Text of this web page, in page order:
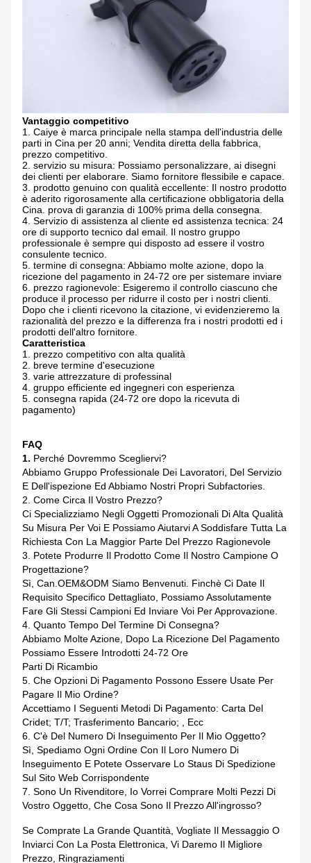
Vantaggio competitivo
1. Caiye è marca principale nella stampa dell'industria delle
parti in Cina per 20 anni; Vendita diretta della fabbrica,
prezzo competitivo.
2. servizio su misura: Possiamo personalizzare, ai disegni
dei clienti per elaborare. Siamo fornitore flessibile e capace.
3. prodotto genuino con qualità eccellente: Il nostro prodotto
è aderito rigorosamente alla certificazione obbligatoria della
Cina. prova di garanzia di 100% prima della consegna.
4. Servizio di assistenza al cliente ed assistenza tecnica: 24
ore di supporto tecnico dal email. Il nostro gruppo
professionale è sempre qui disposto ad essere il vostro
consulente tecnico.
5. termine di consegna: Abbiamo molte azione, dopo la
ricezione del pagamento in 24-72 ore per sistemare inviare
6. prezzo ragionevole: Esigeremo il controllo ciascuno che
produce il processo per ridurre il costo per i nostri clienti.
Dopo che i clienti ricevono la citazione, vi evidenzieremo la
razionalità del prezzo e la differenza fra i nostri prodotti ed i
prodotti dell'altro fornitore.
Caratteristica
1. prezzo competitivo con alta qualità
2. breve termine d'esecuzione
3. varie attrezzature di professinal
4. gruppo efficiente ed ingegneri con esperienza
5. consegna rapida (24-72 ore dopo la ricevuta di
pagamento)
FAQ
1. Perché Dovremmo Scegliervi?
Abbiamo Gruppo Professionale Dei Lavoratori, Del Servizio
E Dell'ispezione Ed Abbiamo Nostri Propri Subfactories.
2. Come Circa Il Vostro Prezzo?
Ci Specializziamo Negli Oggetti Promozionali Di Alta Qualità
Su Misura Per Voi E Possiamo Aiutarvi A Soddisfare Tutta La
Richiesta Con La Maggior Parte Del Prezzo Ragionevole
3. Potete Produrre Il Prodotto Come Il Nostro Campione O
Progettazione?
Sì, Can.OEM&ODM Siamo Benvenuti. Finchè Ci Date Il
Requisito Specifico Dettagliato, Possiamo Assolutamente
Fare Gli Stessi Campioni Ed Inviare Voi Per Approvazione.
4. Quanto Tempo Del Termine Di Consegna?
Abbiamo Molte Azione, Dopo La Ricezione Del Pagamento
Possiamo Essere Introdotti 24-72 Ore
Parti Di Ricambio
5. Che Opzioni Di Pagamento Possono Essere Usate Per
Pagare Il Mio Ordine?
Accettiamo I Seguenti Metodi Di Pagamento: Carta Del
Cridet; T/T; Trasferimento Bancario; , Ecc
6. C'è Del Numero Di Inseguimento Per Il Mio Oggetto?
Sì, Spediamo Ogni Ordine Con Il Loro Numero Di
Inseguimento E Potete Osservare Lo Staus Di Spedizione
Sul Sito Web Corrispondente
7. Sono Un Rivenditore, Io Vorrei Comprare Molti Pezzi Di
Vostro Oggetto, Che Cosa Sono Il Prezzo All'ingrosso?
Se Comprate La Grande Quantità, Vogliate Il Messaggio O
Inviarci Con La Posta Elettronica, Vi Daremo Il Migliore
Prezzo, Ringraziamenti